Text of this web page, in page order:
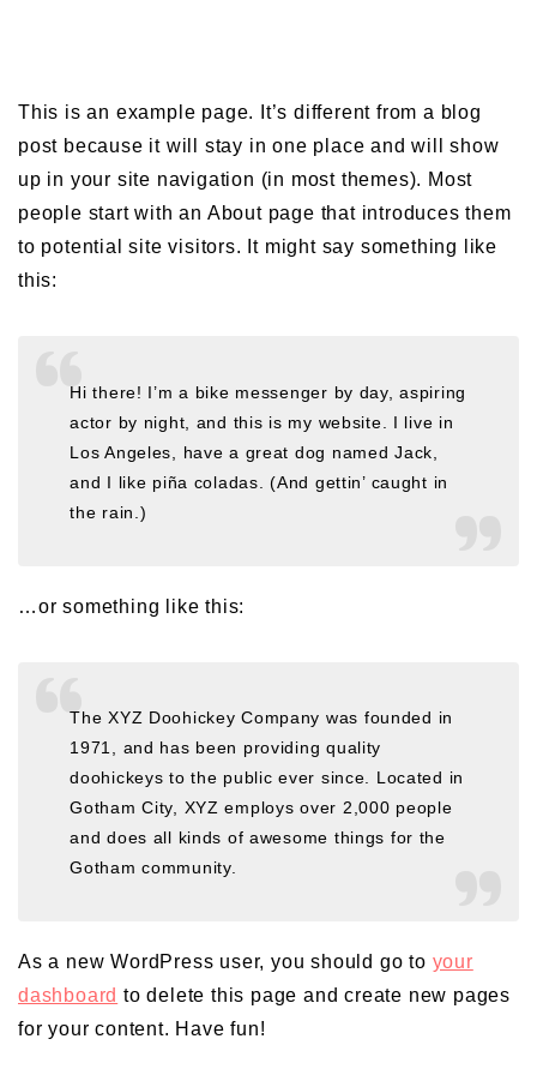
This is an example page. It’s different from a blog
post because it will stay in one place and will show
up in your site navigation (in most themes). Most
people start with an About page that introduces them
to potential site visitors. It might say something like
this:
Hi there! I’m a bike messenger by day, aspiring
actor by night, and this is my website. I live in
Los Angeles, have a great dog named Jack,
and I like piña coladas. (And gettin’ caught in
the rain.)
…or something like this:
The XYZ Doohickey Company was founded in
1971, and has been providing quality
doohickeys to the public ever since. Located in
Gotham City, XYZ employs over 2,000 people
and does all kinds of awesome things for the
Gotham community.
As a new WordPress user, you should go to your
dashboard to delete this page and create new pages
for your content. Have fun!